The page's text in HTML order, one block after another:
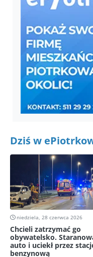
Dziś w
niedziela, 28 czerwca 2026
Chcieli zatrzymać go
obywatelsko.
auto i uciekł przez
benzynową